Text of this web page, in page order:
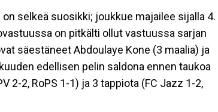
selkeä suosikki; joukkue majailee sijalla 4.
on pitkälti ollut vastuussa sarjan
säestäneet Abdoulaye Kone (3 maalia) ja
edellisen pelin saldona ennen taukoa
2-2, RoPS 1-1) ja 3 tappiota (FC Jazz 1-2,